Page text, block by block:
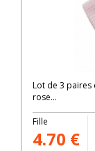
Lot de 3 paires
rose...
Fille
4.70 €